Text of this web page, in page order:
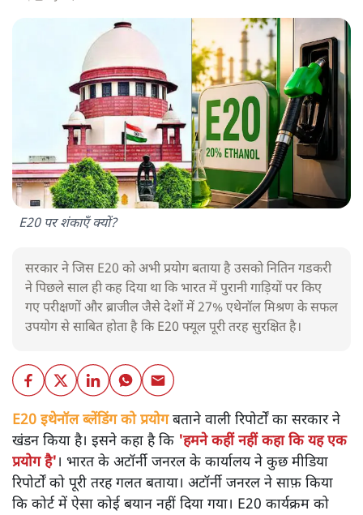
E20 पर शंकाएँ क्यों?
सरकार ने जिस E20 को अभी प्रयोग बताया है उसको नितिन गडकरी
ने पिछले साल ही कह दिया था कि भारत में पुरानी गाड़ियों पर किए
गए परीक्षणों और ब्राजील जैसे देशों में 27% एथेनॉल मिश्रण के सफल
उपयोग से साबित होता है कि E20 फ्यूल पूरी तरह सुरक्षित है।
E20 इथेनॉल ब्लेंडिंग को प्रयोगबताने वाली रिपोर्टों का सरकार ने
खंडन किया है। इसने कहा है कि 'हमने कहीं नहीं कहा कि यह एक
प्रयोग है'। भारत के अटॉर्नी जनरल के कार्यालय ने कुछ मीडिया
रिपोर्टों को पूरी तरह गलत बताया। अटॉर्नी जनरल ने साफ़ किया
कि कोर्ट में ऐसा कोई बयान नहीं दिया गया। E20 कार्यक्रम को